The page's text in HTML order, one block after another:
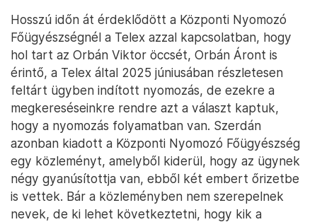
Hosszú időn át érdeklődött a Központi Nyomozó
Főügyészségnél a Telex azzal kapcsolatban, hogy
hol tart az Orbán Viktor öccsét, Orbán Áront is
érintő, a Telex által 2025 júniusában részletesen
feltárt ügyben indított nyomozás, de ezekre a
megkereséseinkre rendre azt a választ kaptuk,
hogy a nyomozás folyamatban van. Szerdán
azonban kiadott a Központi Nyomozó Főügyészség
egy közleményt, amelyből kiderül, hogy az ügynek
négy gyanúsítottja van, ebből két embert őrizetbe
is vettek. Bár a közleményben nem szerepelnek
nevek, de ki lehet következtetni, hogy kik a